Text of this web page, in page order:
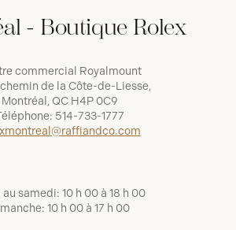
- Boutique Rolex
commercial Royalmount
de la Côte-de-Liesse,
Montréal, QC H4P 0C9
514-733-1777
au samedi: 10 h 00 à 18 h 00
10 h 00 à 17 h 00